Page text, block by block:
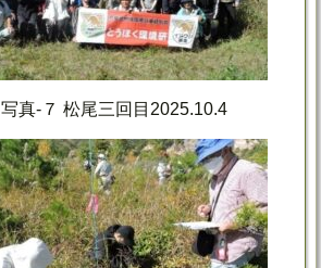
写真-７ 松尾三回目2025.10.4